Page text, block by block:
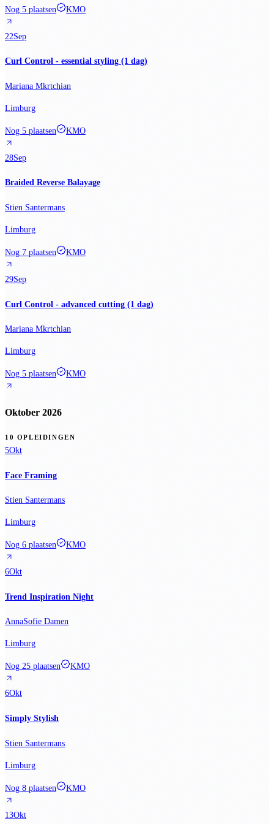
Nog 5 plaatsen KMO
22Sep
Curl Control - essential styling (1 dag)
Mariana Mkrtchian
Limburg
Nog 5 plaatsen KMO
28Sep
Braided Reverse Balayage
Stien Santermans
Limburg
Nog 7 plaatsen KMO
29Sep
Curl Control - advanced cutting (1 dag)
Mariana Mkrtchian
Limburg
Nog 5 plaatsen KMO
Oktober 2026
10 OPLEIDINGEN
5Okt
Face Framing
Stien Santermans
Limburg
Nog 6 plaatsen KMO
6Okt
Trend Inspiration Night
AnnaSofie Damen
Limburg
Nog 25 plaatsen KMO
6Okt
Simply Stylish
Stien Santermans
Limburg
Nog 8 plaatsen KMO
13Okt